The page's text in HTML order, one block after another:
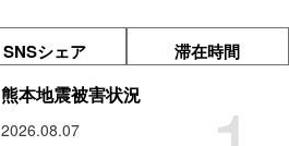
SNSシェア 滞在時間
熊本地震被害状況
2026.08.07